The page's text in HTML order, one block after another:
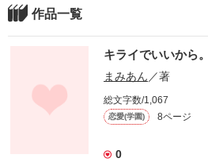
作品一覧
キライでいいから。
まみあん ／著
総文字数/1,067
恋愛(学園) 8ページ
0